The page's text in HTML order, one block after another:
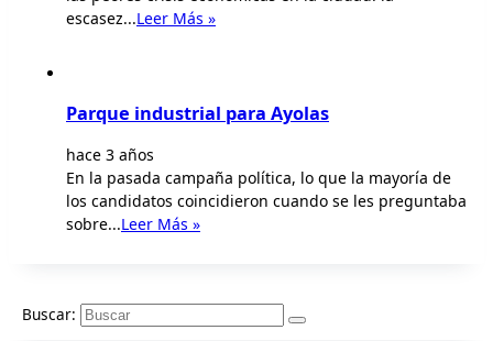
escasez...Leer Más »
Parque industrial para Ayolas
hace 3 años
En la pasada campaña política, lo que la mayoría de
los candidatos coincidieron cuando se les preguntaba
sobre...Leer Más »
Buscar: